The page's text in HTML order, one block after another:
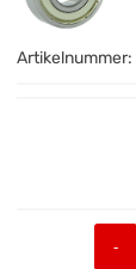
Artikelnummer:
-